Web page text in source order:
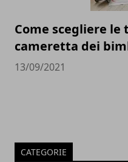
Come scegliere le
cameretta dei
13/09/2021
CATEGORIE